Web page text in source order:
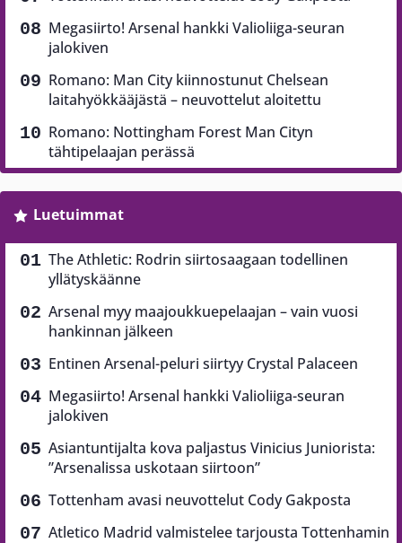
Megasiirto! Arsenal hankki Valioliiga-seuran
jalokiven
Romano: Man City kiinnostunut Chelsean
laitahyökkääjästä – neuvottelut aloitettu
Romano: Nottingham Forest Man Cityn
tähtipelaajan perässä
Luetuimmat
The Athletic: Rodrin siirtosaagaan todellinen
yllätyskäänne
Arsenal myy maajoukkuepelaajan – vain vuosi
hankinnan jälkeen
Entinen Arsenal-peluri siirtyy Crystal Palaceen
Megasiirto! Arsenal hankki Valioliiga-seuran
jalokiven
Asiantuntijalta kova paljastus Vinicius Juniorista:
”Arsenalissa uskotaan siirtoon”
Tottenham avasi neuvottelut Cody Gakposta
Atletico Madrid valmistelee tarjousta Tottenhamin